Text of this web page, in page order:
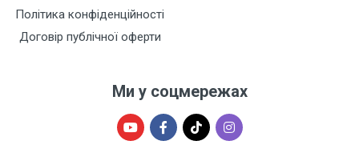
Політика конфіденційності
Договір публічної оферти
Ми у соцмережах